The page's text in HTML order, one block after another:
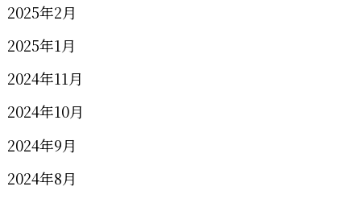
2025年2月
2025年1月
2024年11月
2024年10月
2024年9月
2024年8月